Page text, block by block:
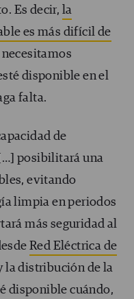
Es decir, la
es más difícil de
necesitamos
disponible en el
falta.
de
posibilitará una
evitando
limpia en periodos
más seguridad al
Red Eléctrica de
la distribución de la
disponible cuándo,